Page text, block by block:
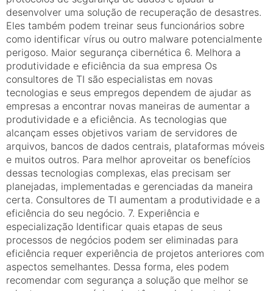
desenvolver uma solução de recuperação de desastres.
Eles também podem treinar seus funcionários sobre
como identificar vírus ou outro malware potencialmente
perigoso. Maior segurança cibernética 6. Melhora a
produtividade e eficiência da sua empresa Os
consultores de TI são especialistas em novas
tecnologias e seus empregos dependem de ajudar as
empresas a encontrar novas maneiras de aumentar a
produtividade e a eficiência. As tecnologias que
alcançam esses objetivos variam de servidores de
arquivos, bancos de dados centrais, plataformas móveis
e muitos outros. Para melhor aproveitar os benefícios
dessas tecnologias complexas, elas precisam ser
planejadas, implementadas e gerenciadas da maneira
certa. Consultores de TI aumentam a produtividade e a
eficiência do seu negócio. 7. Experiência e
especialização Identificar quais etapas de seus
processos de negócios podem ser eliminadas para
eficiência requer experiência de projetos anteriores com
aspectos semelhantes. Dessa forma, eles podem
recomendar com segurança a solução que melhor se